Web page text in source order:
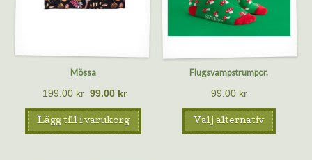
Mössa
199.00 kr 99.00 kr
Lägg till i varukorg
Flugsvampstrumpor.
99.00 kr
Välj alternativ